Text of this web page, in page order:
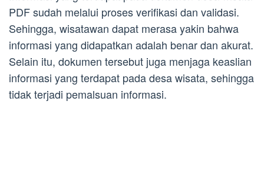
PDF sudah melalui proses verifikasi dan validasi.
Sehingga, wisatawan dapat merasa yakin bahwa
informasi yang didapatkan adalah benar dan akurat.
Selain itu, dokumen tersebut juga menjaga keaslian
informasi yang terdapat pada desa wisata, sehingga
tidak terjadi pemalsuan informasi.